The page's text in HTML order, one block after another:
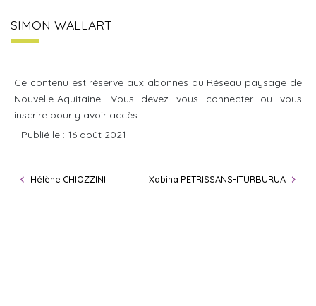
SIMON WALLART
Ce contenu est réservé aux abonnés du Réseau paysage de
Nouvelle-Aquitaine. Vous devez vous connecter ou vous
inscrire pour y avoir accès.
Publié le : 16 août 2021
Hélène CHIOZZINI Xabina PETRISSANS-ITURBURUA